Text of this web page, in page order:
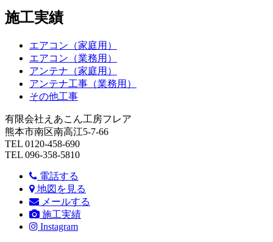
施工実績
エアコン（家庭用）
エアコン（業務用）
アンテナ（家庭用）
アンテナ工事（業務用）
その他工事
有限会社えあこん工房フレア
熊本市南区南高江5-7-66
TEL 0120-458-690
TEL 096-358-5810
電話する
地図を見る
メールする
施工実績
Instagram